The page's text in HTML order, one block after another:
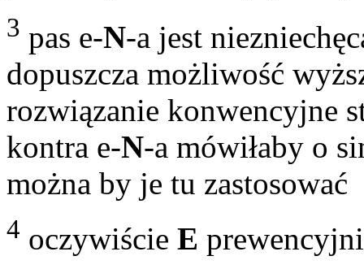
3 pas e-N-a jest
dopuszcza możliwość
rozwiązanie konwencyjne
kontra e-N-a mówiłaby o
można by je tu zastosować
4 oczywiście E